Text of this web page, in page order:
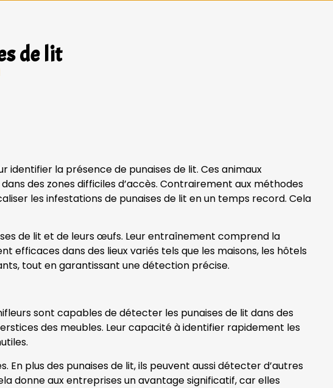
de lit
la présence de punaises de lit. Ces animaux
des zones difficiles d’accès. Contrairement aux méthodes
les infestations de punaises de lit en un temps record. Cela
de lit et de leurs œufs. Leur entraînement comprend la
efficaces dans des lieux variés tels que les maisons, les hôtels
tout en garantissant une détection précise.
sont capables de détecter les punaises de lit dans des
des meubles. Leur capacité à identifier rapidement les
plus des punaises de lit, ils peuvent aussi détecter d’autres
donne aux entreprises un avantage significatif, car elles